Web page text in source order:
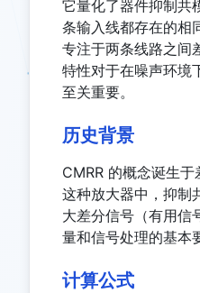
它量化了器件抑制共
条输入线都存在的相
专注于两条线路之间
特性对于在噪声环境
至关重要。
历史背景
CMRR 的概念诞生
这种放大器中，抑制
大差分信号（有用信
量和信号处理的基本
计算公式